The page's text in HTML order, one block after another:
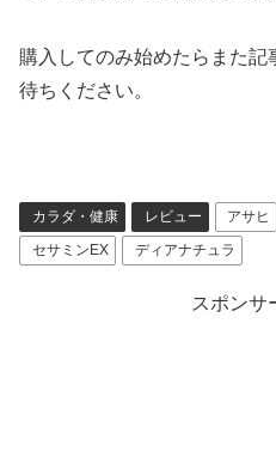
購入してのみ始めたらまた
待ちください。
カラダ・健康 レビュー アサヒ
セサミンEX
ディアナチュラ
スポンサ